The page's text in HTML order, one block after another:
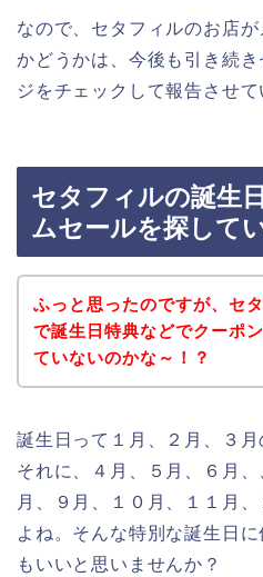
なので、セタフィルのお店
かどうかは、今後も引き続
ジをチェックして報告させ
セタフィルの誕生
ムセールを探して
ふっと思ったのですが、セ
で誕生日特典などでクーポ
ていないのかな～！？
誕生日って１月、２月、３月
それに、４月、５月、６月
月、９月、１０月、１１月
よね。そんな特別な誕生日
もいいと思いませんか？